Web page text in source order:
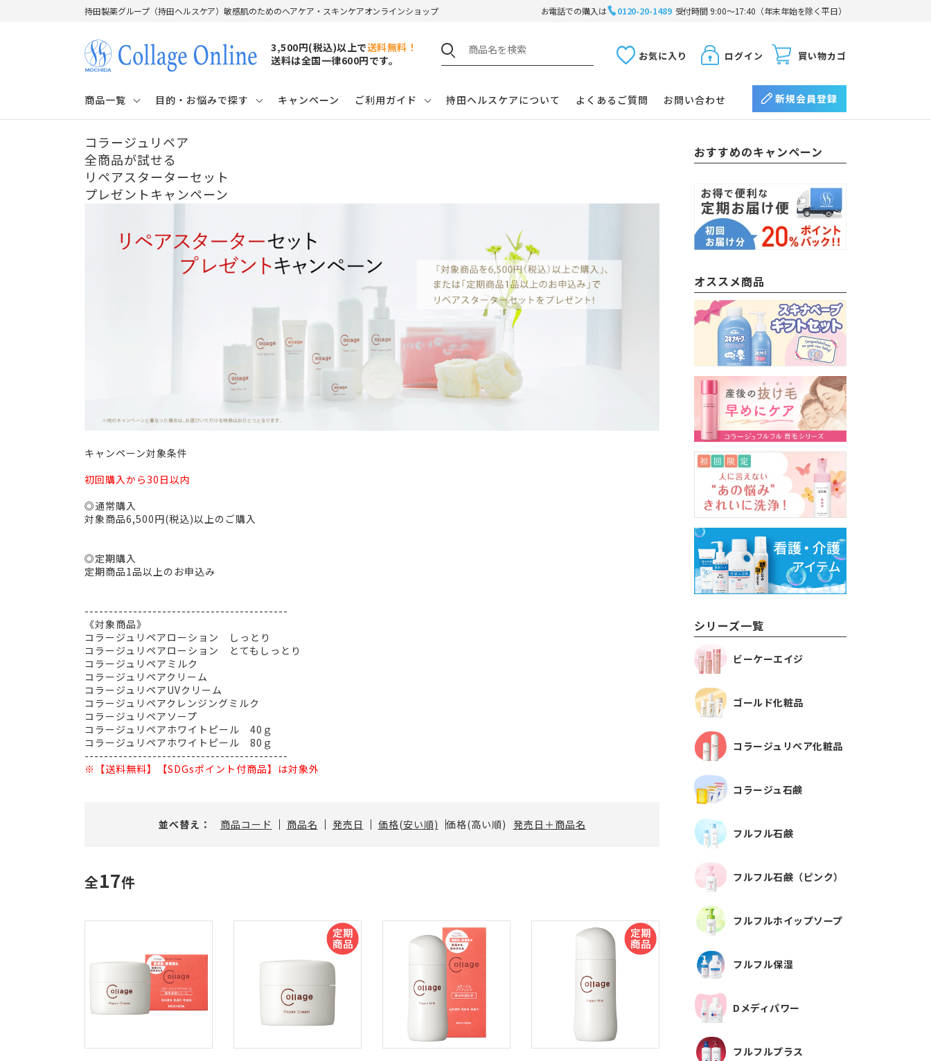
持田製薬グループ（持田ヘルスケア）敏感肌のためのヘアケア・スキンケアオンラインショップ お電話での購入は 0120-20-1489 受付時間 9:00〜17:40（年末年始を除く平日）
3,500円(税込)以上で送料無料！
送料は全国一律600円です。
お気に入り ログイン 買い物カゴ
商品一覧 目的・お悩みで探す キャンペーン ご利用ガイド 持田ヘルスケアについて よくあるご質問 お問い合わせ 新規会員登録
コラージュリペア
全商品が試せる
リペアスターターセット
プレゼントキャンペーン
ペ
ス
ー
タ
ッ
ト
ゼ
ン
ト
キ
ャ
ン
ペ
ー
ン
キャンペーン対象条件
初回購入から30日以内
◎通常購入
対象商品6,500円(税込)以上のご購入
◎定期購入
定期商品1品以上のお申込み
------------------------------------------
《対象商品》
コラージュリペアローション しっとり
コラージュリペアローション とてもしっとり
コラージュリペアミルク
コラージュリペアクリーム
コラージュリペアUVクリーム
コラージュリペアクレンジングミルク
コラージュリペアソープ
コラージュリペアホワイトピール 40ｇ
コラージュリペアホワイトピール 80ｇ
------------------------------------------
※【送料無料】【SDGsポイント付商品】は対象外
並べ替え： 商品コード 商品名 発売日 価格(安い順) 価格(高い順) 発売日＋商品名
全17件
おすすめのキャンペーン
オススメ商品
シリーズ一覧
ビーケーエイジ
ゴールド化粧品
コラージュリペア化粧品
コラージュ石鹸
フルフル石鹸
フルフル石鹸（ピンク）
フルフルホイップソープ
フルフル保湿
Dメディパワー
フルフルプラス